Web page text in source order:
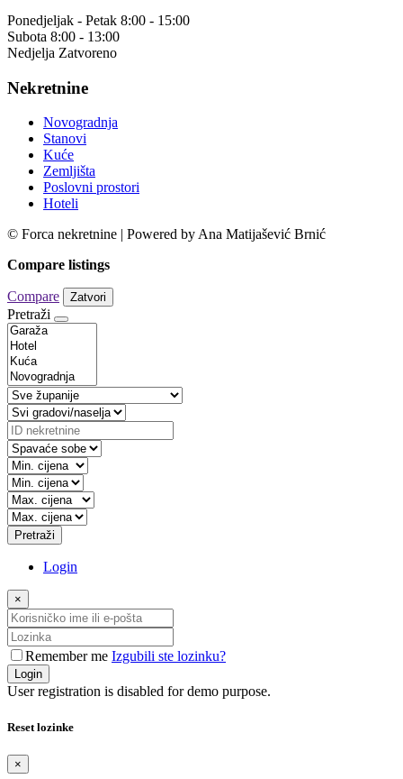
Ponedjeljak - Petak 8:00 - 15:00
Subota 8:00 - 13:00
Nedjelja Zatvoreno
Nekretnine
Novogradnja
Stanovi
Kuće
Zemljišta
Poslovni prostori
Hoteli
© Forca nekretnine | Powered by Ana Matijašević Brnić
Compare listings
Compare Zatvori
Pretraži
Pretraži
Login
×
Remember me Izgubili ste lozinku?
Login
User registration is disabled for demo purpose.
Reset lozinke
×